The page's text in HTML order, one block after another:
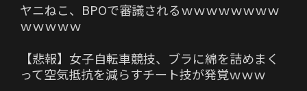
ヤニねこ、BPOで審議されるｗｗｗｗｗｗｗｗ
ｗｗｗｗｗ
【悲報】女子自転車競技、ブラに綿を詰めまく
って空気抵抗を減らすチート技が発覚ｗｗｗ